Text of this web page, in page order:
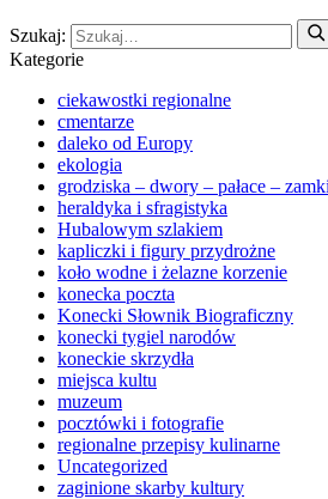
Szukaj:
Kategorie
ciekawostki regionalne
cmentarze
daleko od Europy
ekologia
grodziska – dwory – pałace – zamki
heraldyka i sfragistyka
Hubalowym szlakiem
kapliczki i figury przydrożne
koło wodne i żelazne korzenie
konecka poczta
Konecki Słownik Biograficzny
konecki tygiel narodów
koneckie skrzydła
miejsca kultu
muzeum
pocztówki i fotografie
regionalne przepisy kulinarne
Uncategorized
zaginione skarby kultury